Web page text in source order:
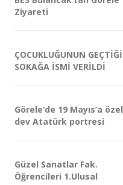
Ziyareti
ÇOCUKLUĞUNUN GEÇTİĞİ
SOKAĞA İSMİ VERİLDİ
Görele’de 19 Mayıs’a özel
dev Atatürk portresi
Güzel Sanatlar Fak.
Öğrencileri 1.Ulusal